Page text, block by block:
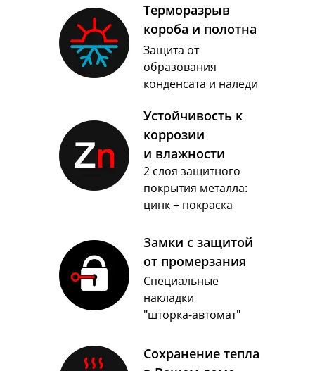
Терморазрыв
короба и полотна
Устойчивость к
коррозии
и влажности
Сохранение тепла
Защита от
образования
конденсата и наледи
Специальные
накладки
"шторка-автомат"
2 слоя защитного
покрытия металла:
цинк + покраска
Замки с защитой
от промерзания